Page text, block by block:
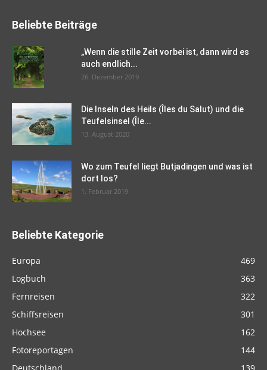
Beliebte Beiträge
„Wenn die stille Zeit vorbei ist, dann wird es
auch endlich...
26. Dezember 2019
Die Inseln des Heils (Îles du Salut) und die
Teufelsinsel (Île...
13. August 2020
Wo zum Teufel liegt Butjadingen und was ist
dort los?
1. Februar 2019
Beliebte Kategorie
Europa
469
Logbuch
363
Fernreisen
322
Schiffsreisen
301
Hochsee
162
Fotoreportagen
144